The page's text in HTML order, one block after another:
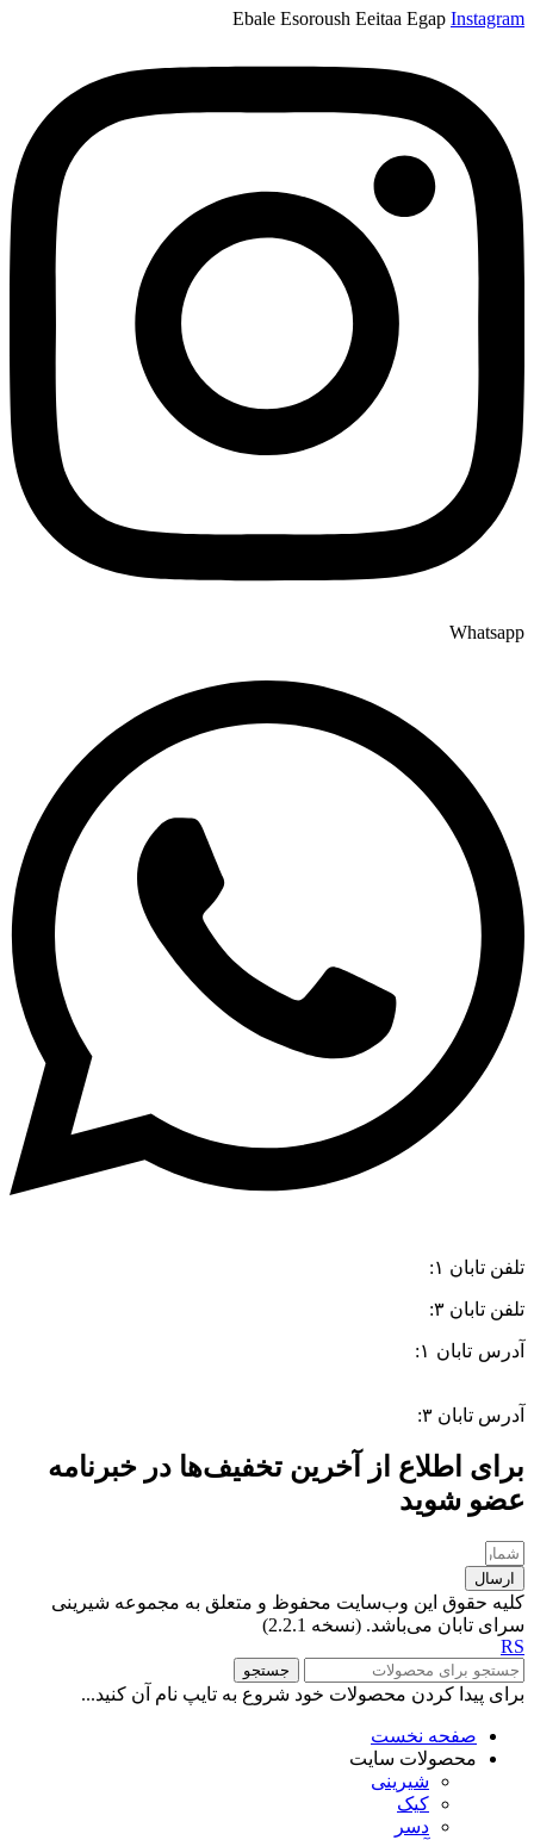
Ebale Esoroush Eeitaa Egap Instagram
Whatsapp
تلفن تابان ۱:
تلفن تابان ۳:
آدرس تابان ۱:
آدرس تابان ۳:
برای اطلاع از آخرین تخفیف‌ها در خبرنامه
عضو شوید
ارسال
کلیه حقوق این وب‌سایت محفوظ و متعلق به مجموعه شیرینی
سرای تابان می‌باشد. (نسخه 2.2.1)
RS
جستجو
برای پیدا کردن محصولات خود شروع به تایپ نام آن کنید...
صفحه نخست
محصولات سایت
شیرینی
کیک
دسر